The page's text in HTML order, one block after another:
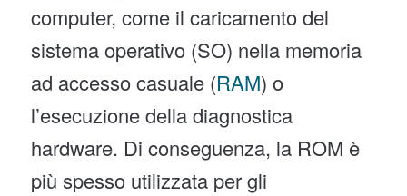
computer, come il caricamento del
sistema operativo (SO) nella memoria
ad accesso casuale (RAM) o
l’esecuzione della diagnostica
hardware. Di conseguenza, la ROM è
più spesso utilizzata per gli